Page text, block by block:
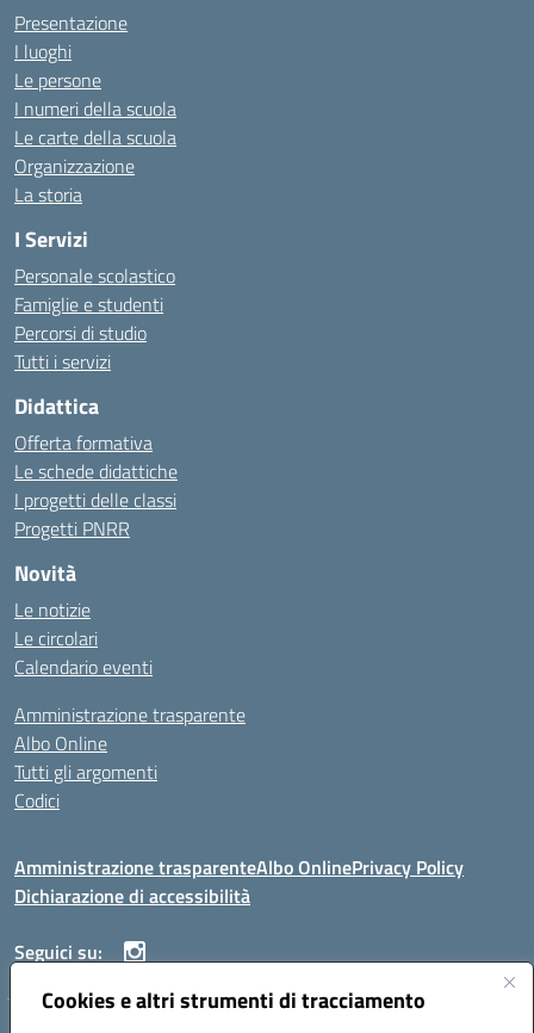
Cookies e altri strumenti di tracciamento
Presentazione
I luoghi
Le persone
I numeri della scuola
Le carte della scuola
Organizzazione
La storia
I Servizi
Personale scolastico
Famiglie e studenti
Percorsi di studio
Tutti i servizi
Didattica
Offerta formativa
Le schede didattiche
I progetti delle classi
Progetti PNRR
Novità
Le notizie
Le circolari
Calendario eventi
Amministrazione trasparente
Albo Online
Tutti gli argomenti
Codici
Amministrazione trasparenteAlbo OnlinePrivacy Policy
Dichiarazione di accessibilità
Seguici su: